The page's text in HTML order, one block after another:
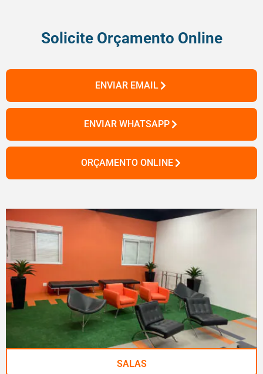
Solicite Orçamento Online
ENVIAR EMAIL
ENVIAR WHATSAPP
ORÇAMENTO ONLINE
SALAS